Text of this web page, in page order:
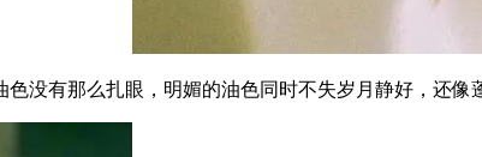
有那么扎眼，明媚的油色同时不失岁月静好，还像